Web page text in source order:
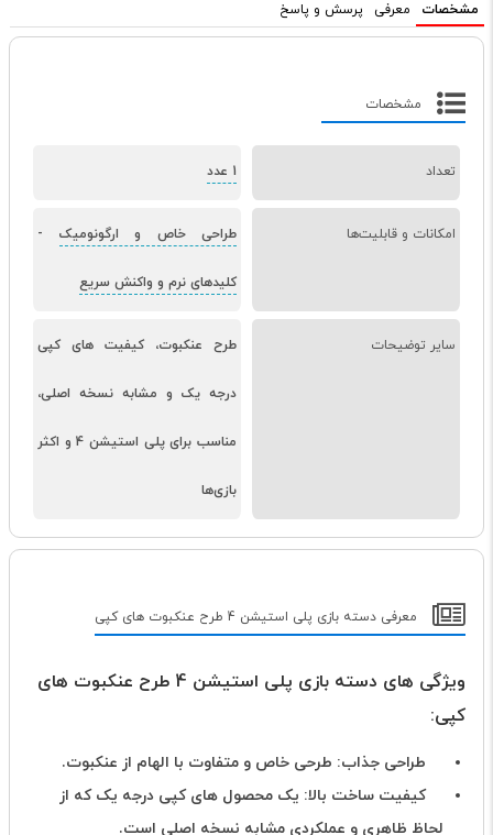
مشخصات معرفی پرسش و پاسخ
مشخصات
تعداد 1 عدد
امکانات و قابلیت‌ها طراحی خاص و ارگونومیک -
کلیدهای نرم و واکنش سریع
سایر توضیحات طرح عنکبوت، کیفیت های کپی
درجه یک و مشابه نسخه اصلی،
مناسب برای پلی استیشن 4 و اکثر
بازی‌ها
معرفی دسته بازی پلی استیشن 4 طرح عنکبوت های کپی
ویژگی های دسته بازی پلی استیشن 4 طرح عنکبوت های
کپی:
طراحی جذاب: طرحی خاص و متفاوت با الهام از عنکبوت.
کیفیت ساخت بالا: یک محصول های کپی درجه یک که از
لحاظ ظاهری و عملکردی مشابه نسخه اصلی است.